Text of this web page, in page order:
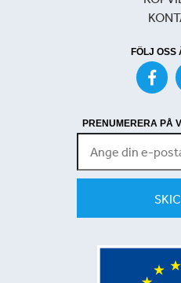
FÖLJ OSS
PRENUMERERA PÅ